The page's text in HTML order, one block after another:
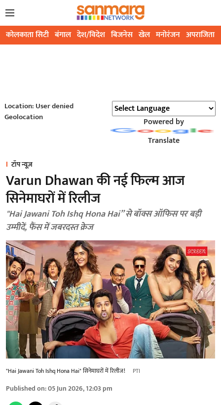
कोलकाता सिटी बंगाल देश/विदेश बिजनेस खेल मनोरंजन अपराजिता
Location: User denied
Geolocation
Powered by
Translate
टॉप न्यूज़
Varun Dhawan की नई फिल्म आज
सिनेमाघरों में रिलीज
"Hai Jawani Toh Ishq Hona Hai” से बॉक्स ऑफिस पर बड़ी
उम्मीदें, फैंस में जबरदस्त क्रेज
"Hai Jawani Toh Ishq Hona Hai" सिनेमाघरों में रिलीज! PTI
Published on:05 Jun 2026, 12:03 pm